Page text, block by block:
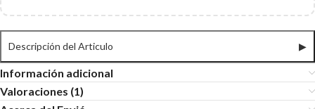
Descripción del Articulo ▶
Información adicional
Valoraciones (1)